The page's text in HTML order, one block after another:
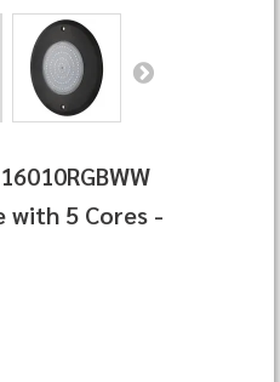
with 5 Cores -